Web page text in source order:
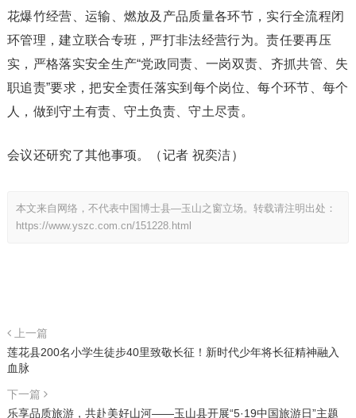
花爆竹经营、运输、燃放及产品质量各环节，实行全流程闭
环管理，建立联合专班，严打非法经营行为。责任要再压
实，严格落实安全生产“党政同责、一岗双责、齐抓共管、失
职追责”要求，把安全责任落实到每个岗位、每个环节、每个
人，做到守土有责、守土负责、守土尽责。
会议还研究了其他事项。（记者 祝奕洁）
本文来自网络，不代表中国博士县—玉山之窗立场。转载请注明出处：
https://www.yszc.com.cn/151228.html
上一篇
莲花县200名小学生徒步40里致敬长征！新时代少年将长征精神融入
血脉
下一篇
乐享品质旅游，共赴美好山河——玉山县开展“5·19中国旅游日”主题